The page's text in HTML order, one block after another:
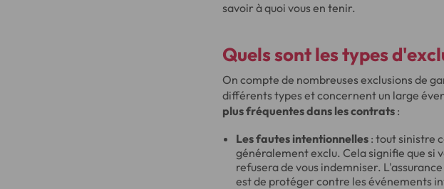
savoir à quoi vous en tenir.
Quels sont les types
On compte de nombreuses exclusions de
différents types et concernent un large
plus fréquentes dans les contrats :
Les fautes intentionnelles : tout sinistre
généralement exclu. Cela signifie que si
refusera de vous indemniser.
est de protéger contre les événements